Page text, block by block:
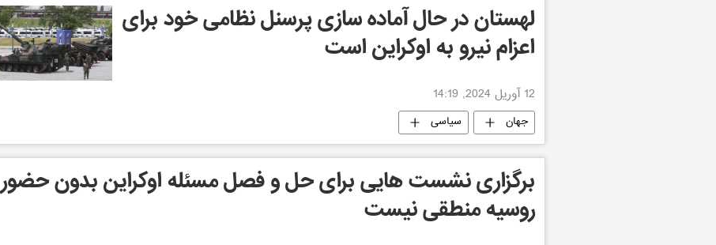
لهستان در حال آماده سازی پرسنل نظامی خود برای
اعزام نیرو به اوکراین است
12 آوریل 2024, 14:19
جهان سیاسی
برگزاری نشست هایی برای حل و فصل مسئله اوکراین بدون حضور
روسیه منطقی نیست